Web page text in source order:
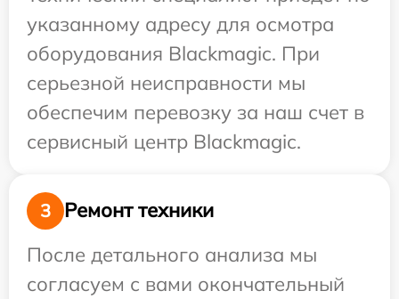
указанному адресу для осмотра
оборудования Blackmagic. При
серьезной неисправности мы
обеспечим перевозку за наш счет в
сервисный центр Blackmagic.
3
Ремонт техники
После детального анализа мы
согласуем с вами окончательный